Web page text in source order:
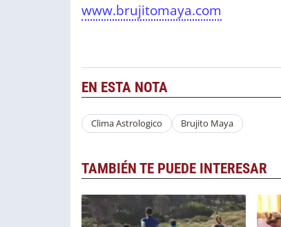
www.brujitomaya.com
EN ESTA NOTA
Clima Astrologico Brujito Maya
TAMBIÉN TE PUEDE INTERESAR